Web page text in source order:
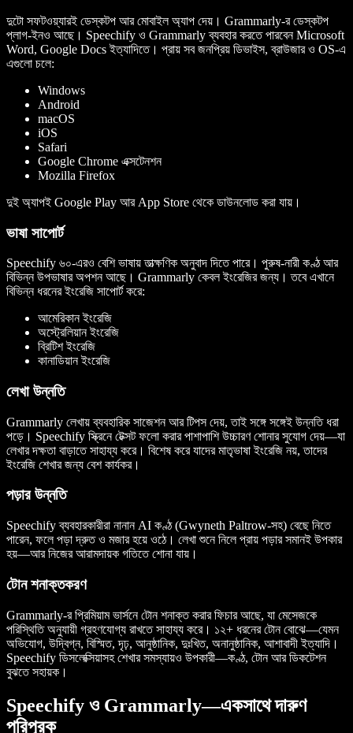
দুটো সফটওয়্যারই ডেস্কটপ আর মোবাইল অ্যাপ দেয়। Grammarly-র ডেস্কটপ
প্লাগ-ইনও আছে। Speechify ও Grammarly ব্যবহার করতে পারবেন Microsoft
Word, Google Docs ইত্যাদিতে। প্রায় সব জনপ্রিয় ডিভাইস, ব্রাউজার ও OS-এ
এগুলো চলে:
Windows
Android
macOS
iOS
Safari
Google Chrome এক্সটেনশন
Mozilla Firefox
দুই অ্যাপই Google Play আর App Store থেকে ডাউনলোড করা যায়।
ভাষা সাপোর্ট
Speechify ৬০-এরও বেশি ভাষায় তাত্ক্ষণিক অনুবাদ দিতে পারে। পুরুষ-নারী কণ্ঠ আর
বিভিন্ন উপভাষার অপশন আছে। Grammarly কেবল ইংরেজির জন্য। তবে এখানে
বিভিন্ন ধরনের ইংরেজি সাপোর্ট করে:
আমেরিকান ইংরেজি
অস্ট্রেলিয়ান ইংরেজি
ব্রিটিশ ইংরেজি
কানাডিয়ান ইংরেজি
লেখা উন্নতি
Grammarly লেখায় ব্যবহারিক সাজেশন আর টিপস দেয়, তাই সঙ্গে সঙ্গেই উন্নতি ধরা
পড়ে। Speechify স্ক্রিনে টেক্সট ফলো করার পাশাপাশি উচ্চারণ শোনার সুযোগ দেয়—যা
লেখার দক্ষতা বাড়াতে সাহায্য করে। বিশেষ করে যাদের মাতৃভাষা ইংরেজি নয়, তাদের
ইংরেজি শেখার জন্য বেশ কার্যকর।
পড়ার উন্নতি
Speechify ব্যবহারকারীরা নানান AI কণ্ঠ (Gwyneth Paltrow-সহ) বেছে নিতে
পারেন, ফলে পড়া দ্রুত ও মজার হয়ে ওঠে। লেখা শুনে নিলে প্রায় পড়ার সমানই উপকার
হয়—আর নিজের আরামদায়ক গতিতে শোনা যায়।
টোন শনাক্তকরণ
Grammarly-র প্রিমিয়াম ভার্সনে টোন শনাক্ত করার ফিচার আছে, যা মেসেজকে
পরিস্থিতি অনুযায়ী গ্রহণযোগ্য রাখতে সাহায্য করে। ১২+ ধরনের টোন বোঝে—যেমন
অভিযোগ, উদ্বিগ্ন, বিস্মিত, দৃঢ়, আনুষ্ঠানিক, দুঃখিত, অনানুষ্ঠানিক, আশাবাদী ইত্যাদি।
Speechify ডিসলেক্সিয়াসহ শেখার সমস্যায়ও উপকারী—কণ্ঠ, টোন আর ডিকটেশন
বুঝতে সহায়ক।
Speechify ও Grammarly—একসাথে দারুণ
পরিপূরক